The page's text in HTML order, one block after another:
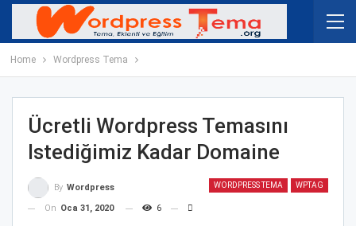
Home Wordpress Tema
Ücretli Wordpress Temasını
Istediğimiz Kadar Domaine
WORDPRESS TEMA WPTAG
By Wordpress
On Oca 31, 2020 6